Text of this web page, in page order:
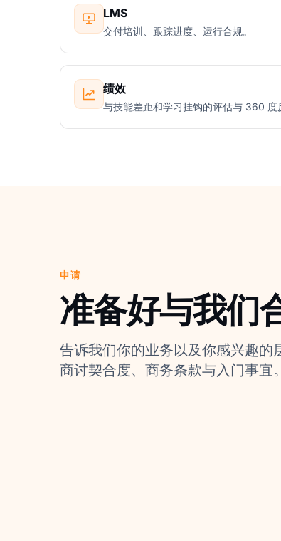
LMS
交付培训、跟踪进度、运行合规。
绩效
与技能差距和学习挂钩的评估与 360 度
申请
准备好与我们
告诉我们你的业务以及你感兴趣的
商讨契合度、商务条款与入门事宜。